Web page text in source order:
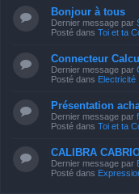
Bonjour à tous
Dernier message par
Posté dans Toi et ta
Connecteur
Dernier message par
Posté dans Electricité
Présentation
Dernier message par
Posté dans Toi et ta
CALIBRA
Dernier message par
Posté dans